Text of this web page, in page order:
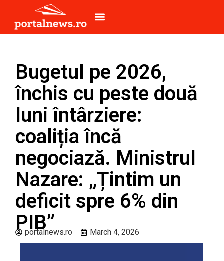
Bugetul pe 2026,
închis cu peste două
luni întârziere:
coaliția încă
negociază. Ministrul
Nazare: „Țintim un
deficit spre 6% din
PIB”
portalnews.ro March 4, 2026